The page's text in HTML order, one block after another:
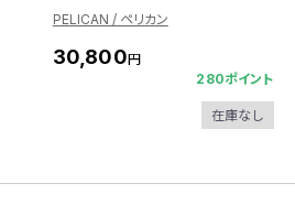
PELICAN / ペリカン
30,800円
280ポイント
在庫なし